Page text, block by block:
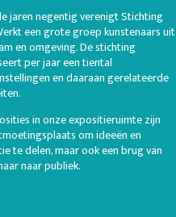
jaren negentig verenigt Stichting
een grote groep kunstenaars uit
en omgeving. De stichting
per jaar een tiental
en daaraan gerelateerde
in onze expositieruimte zijn
om ideeën en
te delen, maar ook een brug van
naar publiek.